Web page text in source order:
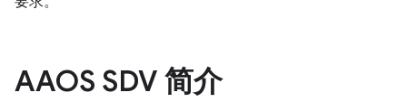
AAOS SDV 简介